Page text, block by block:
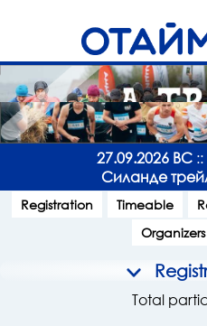
27.09.2026 ВС
Силанде
Registration Timeable
Total